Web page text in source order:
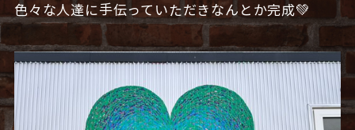
色々な人達に手伝っていただきなんとか完成💚